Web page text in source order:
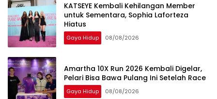
KATSEYE Kembali Kehilangan Member
untuk Sementara, Sophia Laforteza
Hiatus
Gaya Hidup 08/08/2026
Amartha 10X Run 2026 Kembali Digelar,
Pelari Bisa Bawa Pulang Ini Setelah Race
Gaya Hidup 08/08/2026